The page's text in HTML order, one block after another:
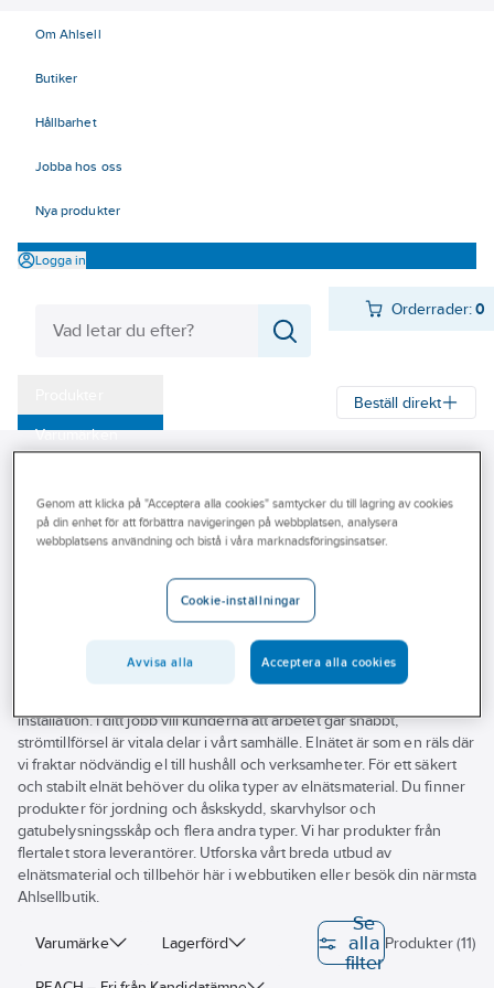
Om Ahlsell
Butiker
Hållbarhet
Jobba hos oss
Nya produkter
Logga in
Orderrader:0
Varumärken
Outlet
Branscher
Aktuellt
Beställ direkt
Kabelskydd
Vi på Ahlsell hjälper dig hitta elnätsmaterial till dina uppdrag. Här
installation. I ditt jobb vill kunderna att arbetet går snabbt,
strömtillförsel är vitala delar i vårt samhälle. Elnätet är som en räls där
vi fraktar nödvändig el till hushåll och verksamheter. För ett säkert
och stabilt elnät behöver du olika typer av elnätsmaterial. Du finner
produkter för jordning och åskskydd, skarvhylsor och
gatubelysningsskåp och flera andra typer. Vi har produkter från
flertalet stora leverantörer. Utforska vårt breda utbud av
elnätsmaterial och tillbehör här i webbutiken eller besök din närmsta
Ahlsellbutik.
Varumärke Lagerförd
Se
alla
filter
Produkter (11)
Genom att klicka på "Acceptera alla cookies" samtycker du till lagring av cookies
på din enhet för att förbättra navigeringen på webbplatsen, analysera
webbplatsens användning och bistå i våra marknadsföringsinsatser.
Cookie-inställningar
Avvisa alla Acceptera alla cookies